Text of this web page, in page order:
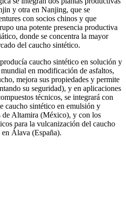
y otra en Nanjing, que se
con socios chinos y que
una potente presencia productiva
donde se concentra la mayor
del caucho sintético.
caucho sintético en solución y
en modificación de asfaltos,
mejora sus propiedades y permite
su seguridad), y en aplicaciones
técnicos, se integrará con
caucho sintético en emulsión y
de Altamira (México), y con los
para la vulcanización del caucho
Álava (España).